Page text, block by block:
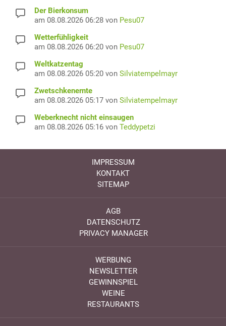
Der Bierkonsum
am 08.08.2026 06:28 von Pesu07
Wetterfühligkeit
am 08.08.2026 06:20 von Pesu07
Weltkatzentag
am 08.08.2026 05:20 von Silviatempelmayr
Zwetschkenernte
am 08.08.2026 05:17 von Silviatempelmayr
Weberknecht nicht einsaugen
am 08.08.2026 05:16 von Teddypetzi
IMPRESSUM
KONTAKT
SITEMAP
AGB
DATENSCHUTZ
PRIVACY MANAGER
WERBUNG
NEWSLETTER
GEWINNSPIEL
WEINE
RESTAURANTS